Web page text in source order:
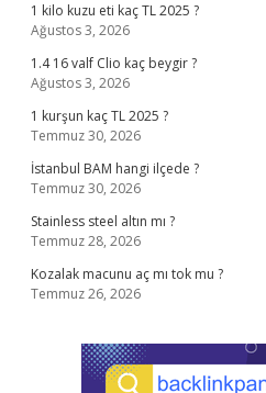
1 kilo kuzu eti kaç TL 2025 ?
Ağustos 3, 2026
1.4 16 valf Clio kaç beygir ?
Ağustos 3, 2026
1 kurşun kaç TL 2025 ?
Temmuz 30, 2026
İstanbul BAM hangi ilçede ?
Temmuz 30, 2026
Stainless steel altın mı ?
Temmuz 28, 2026
Kozalak macunu aç mı tok mu ?
Temmuz 26, 2026